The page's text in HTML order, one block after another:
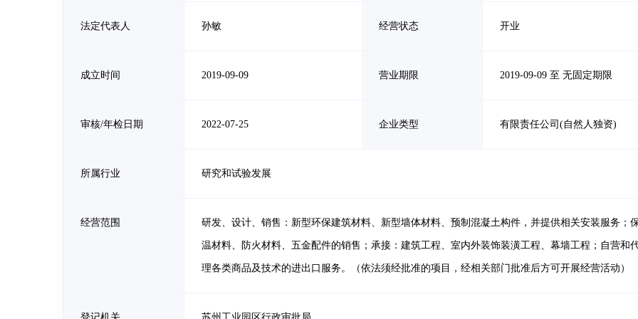
法定代表人 孙敏 经营状态 开业
成立时间 2019-09-09 营业期限 2019-09-09 至 无固定期限
审核/年检日期 2022-07-25 企业类型 有限责任公司(自然人独资)
所属行业 研究和试验发展
经营范围 研发、设计、销售：新型环保建筑材料、新型墙体材料、预制混凝土构件，并提供相关安装服务；
温材料、防火材料、五金配件的销售；承接：建筑工程、室内外装饰装潢工程、幕墙工程；自营和
理各类商品及技术的进出口服务。（依法须经批准的项目，经相关部门批准后方可开展经营活动）